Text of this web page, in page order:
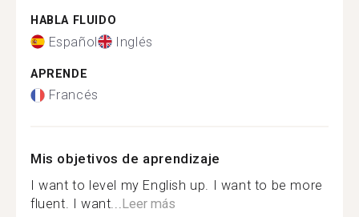
HABLA FLUIDO
Español Inglés
APRENDE
Francés
Mis objetivos de aprendizaje
I want to level my English up. I want to be more
fluent. I want...Leer más